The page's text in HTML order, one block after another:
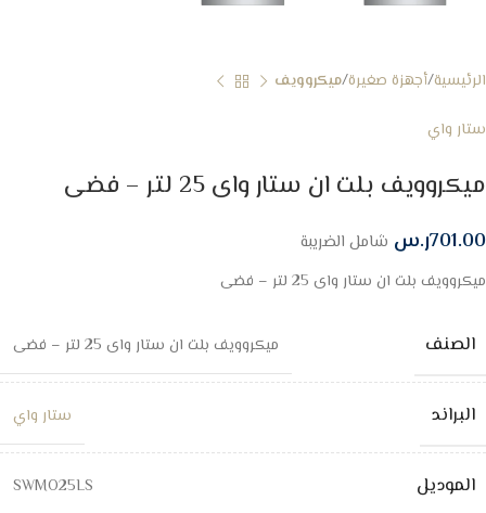
الرئيسية أجهزة صغيرة ميكروويف
ستار واي
ميكروويف بلت ان ستار واى 25 لتر – فضى
701.00ر.س شامل الضريبة
ميكروويف بلت ان ستار واى 25 لتر – فضى
الصنف ميكروويف بلت ان ستار واى 25 لتر – فضى
البراند ستار واي
الموديل SWMO25LS